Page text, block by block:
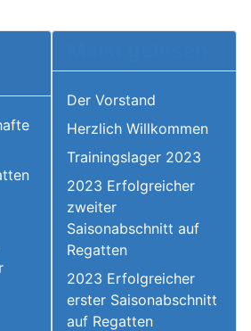
Der Vorstand
Herzlich Willkommen
Trainingslager 2023
2023 Erfolgreicher
zweiter
Saisonabschnitt auf
Regatten
2023 Erfolgreicher
erster Saisonabschnitt
auf Regatten